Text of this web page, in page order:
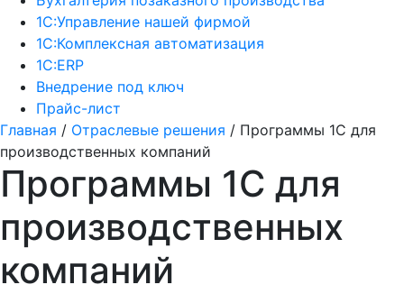
1С:Управление нашей фирмой
1С:Комплексная автоматизация
1С:ERP
Внедрение под ключ
Прайс-лист
Главная / Отраслевые решения / Программы 1С для
производственных компаний
Программы 1С для
производственных
компаний